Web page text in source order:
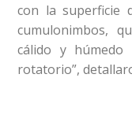
con la superficie
cumulonimbos,
cálido y
rotatorio”,